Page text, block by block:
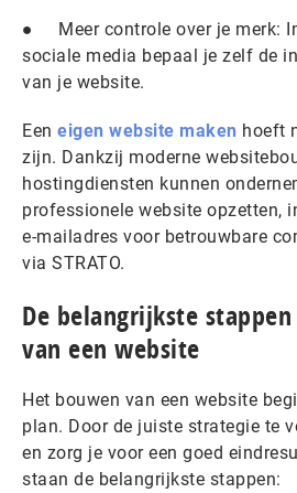
● Meer controle over je merk:
sociale media bepaal je zelf de
van je website.
Een eigen website maken hoeft
zijn. Dankzij moderne
hostingdiensten kunnen
professionele website opzetten,
e-mailadres voor betrouwbare
via STRATO.
De belangrijkste
van een website
Het bouwen van een website
plan. Door de juiste strategie te
en zorg je voor een goed
staan de belangrijkste stappen: